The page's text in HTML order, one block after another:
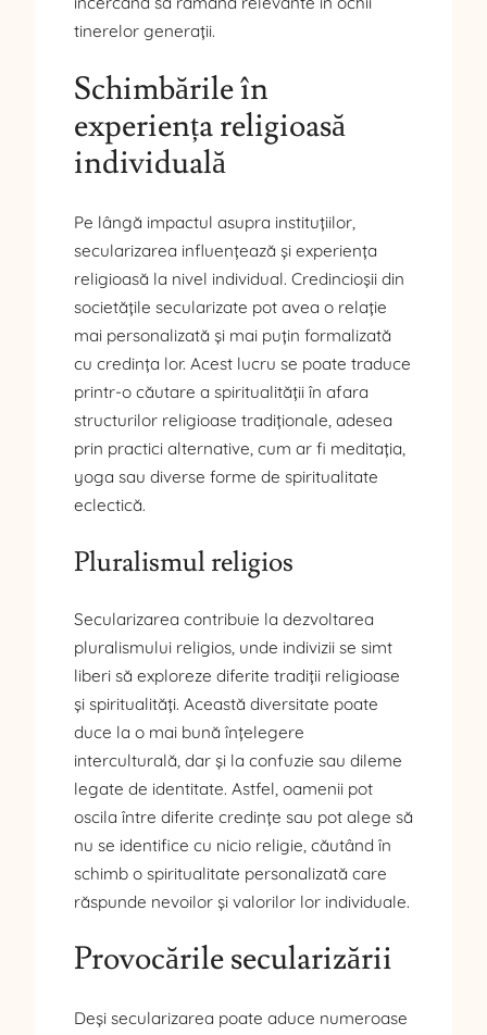
tinerelor generații.
Schimbările în
experiența religioasă
individuală
Pe lângă impactul asupra instituțiilor,
secularizarea influențează și experiența
religioasă la nivel individual. Credincioșii din
societățile secularizate pot avea o relație
mai personalizată și mai puțin formalizată
cu credința lor. Acest lucru se poate traduce
printr-o căutare a spiritualității în afara
structurilor religioase tradiționale, adesea
prin practici alternative, cum ar fi meditația,
yoga sau diverse forme de spiritualitate
eclectică.
Pluralismul religios
Secularizarea contribuie la dezvoltarea
pluralismului religios, unde indivizii se simt
liberi să exploreze diferite tradiții religioase
și spiritualități. Această diversitate poate
duce la o mai bună înțelegere
interculturală, dar și la confuzie sau dileme
legate de identitate. Astfel, oamenii pot
oscila între diferite credințe sau pot alege să
nu se identifice cu nicio religie, căutând în
schimb o spiritualitate personalizată care
răspunde nevoilor și valorilor lor individuale.
Provocările secularizării
Deși secularizarea poate aduce numeroase